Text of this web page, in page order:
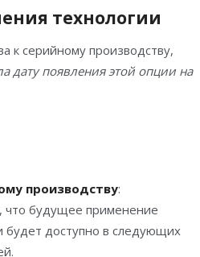
технологии
к серийному производству,
дату появления этой опции на
производству:
что будущее применение
будет доступно в следующих